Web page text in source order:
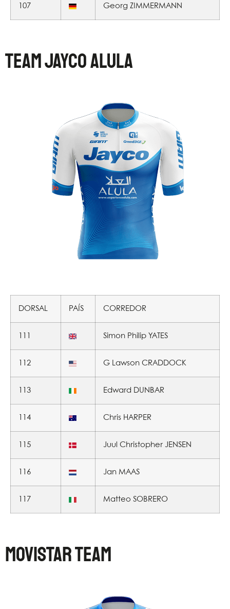
107 Georg ZIMMERMANN
TEAM JAYCO ALULA
DORSAL PAÍS CORREDOR
Simon Philip YATES
112 G Lawson CRADDOCK
113 Edward DUNBAR
114 Chris HARPER
115 Juul Christopher JENSEN
116 Jan MAAS
117 Matteo SOBRERO
MOVISTAR TEAM